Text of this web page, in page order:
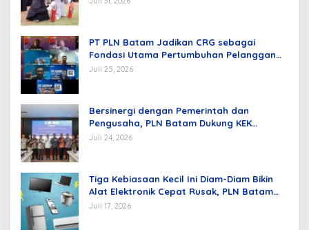
PT PLN Batam Jadikan CRG sebagai
Fondasi Utama Pertumbuhan Pelanggan
dan Pembangunan Infrastruktur
Juli 25, 2026
Bersinergi dengan Pemerintah dan
Pengusaha, PLN Batam Dukung KEK
Tanjung Sauh sebagai Hub Energi Baru
Juli 24, 2026
Tiga Kebiasaan Kecil Ini Diam-Diam Bikin
Alat Elektronik Cepat Rusak, PLN Batam
Berikan Tips Mengatasinya
Juli 17, 2026